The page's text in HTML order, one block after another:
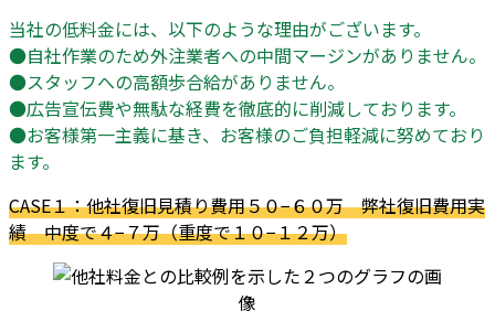
当社の低料金には、以下のような理由がございます。
●自社作業のため外注業者への中間マージンがありません。
●スタッフへの高額歩合給がありません。
●広告宣伝費や無駄な経費を徹底的に削減しております。
●お客様第一主義に基き、お客様のご負担軽減に努めており
ます。
CASE１：他社復旧見積り費用５０−６０万 弊社復旧費用実
績 中度で４−７万（重度で１０−１２万）